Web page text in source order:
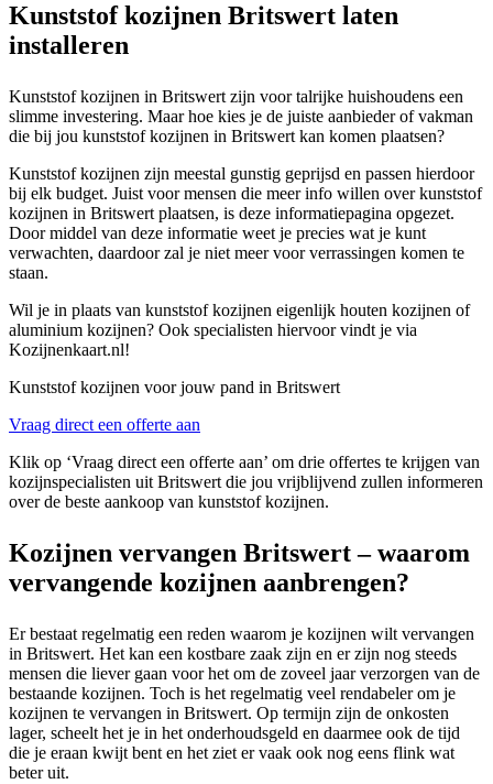
Kunststof kozijnen Britswert laten
installeren
Kunststof kozijnen in Britswert zijn voor talrijke huishoudens een
slimme investering. Maar hoe kies je de juiste aanbieder of vakman
die bij jou kunststof kozijnen in Britswert kan komen plaatsen?
Kunststof kozijnen zijn meestal gunstig geprijsd en passen hierdoor
bij elk budget. Juist voor mensen die meer info willen over kunststof
kozijnen in Britswert plaatsen, is deze informatiepagina opgezet.
Door middel van deze informatie weet je precies wat je kunt
verwachten, daardoor zal je niet meer voor verrassingen komen te
staan.
Wil je in plaats van kunststof kozijnen eigenlijk houten kozijnen of
aluminium kozijnen? Ook specialisten hiervoor vindt je via
Kozijnenkaart.nl!
Kunststof kozijnen voor jouw pand in Britswert
Vraag direct een offerte aan
Klik op ‘Vraag direct een offerte aan’ om drie offertes te krijgen van
kozijnspecialisten uit Britswert die jou vrijblijvend zullen informeren
over de beste aankoop van kunststof kozijnen.
Kozijnen vervangen Britswert – waarom
vervangende kozijnen aanbrengen?
Er bestaat regelmatig een reden waarom je kozijnen wilt vervangen
in Britswert. Het kan een kostbare zaak zijn en er zijn nog steeds
mensen die liever gaan voor het om de zoveel jaar verzorgen van de
bestaande kozijnen. Toch is het regelmatig veel rendabeler om je
kozijnen te vervangen in Britswert. Op termijn zijn de onkosten
lager, scheelt het je in het onderhoudsgeld en daarmee ook de tijd
die je eraan kwijt bent en het ziet er vaak ook nog eens flink wat
beter uit.